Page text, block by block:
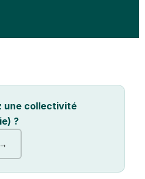
une collectivité
?